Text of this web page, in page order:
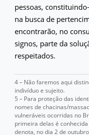
pessoas,
na busca de
encontrarão, no
signos, parte da
respeitados.
4 – Não faremos aqui
indivíduo e sujeito.
5 – Para proteção das
nomes de chacinas/
vulneráveis ocorridas no
primeira delas é
denota, no dia 2 de